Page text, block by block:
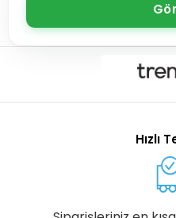
Hızlı